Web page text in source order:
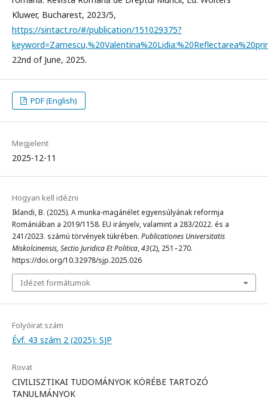
Kluwer, Bucharest, 2023/5,
https://sintact.ro/#/publication/151029375?
22nd of June, 2025.
PDF (English)
Megjelent
2025-12-11
Hogyan kell idézni
Iklandi, B. (2025). A munka-magánélet egyensúlyának reformja
Romániában a 2019/1158. EU irányelv, valamint a 283/2022. és a
241/2023. számú törvények tükrében. Publicationes Universitatis
Miskolcinensis, Sectio Juridica Et Politica,43(2), 251–270.
https://doi.org/10.32978/sjp.2025.026
Idézet formátumok
Folyóirat szám
Évf. 43 szám 2 (2025): SJP
Rovat
CIVILISZTIKAI TUDOMÁNYOK KÖRÉBE TARTOZÓ
TANULMÁNYOK